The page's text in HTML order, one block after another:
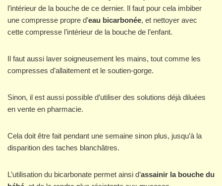
l’intérieur de la bouche de ce dernier. Il faut pour cela imbiber
une compresse propre d’eau bicarbonée, et nettoyer avec
cette compresse l’intérieur de la bouche de l’enfant.
Il faut aussi laver soigneusement les mains, tout comme les
compresses d’allaitement et le soutien-gorge.
Sinon, il est aussi possible d’utiliser des solutions déjà diluées
en vente en pharmacie.
Cela doit être fait pendant une semaine sinon plus, jusqu’à la
disparition des taches blanchâtres.
L’utilisation du bicarbonate permet ainsi d’assainir la bouche du